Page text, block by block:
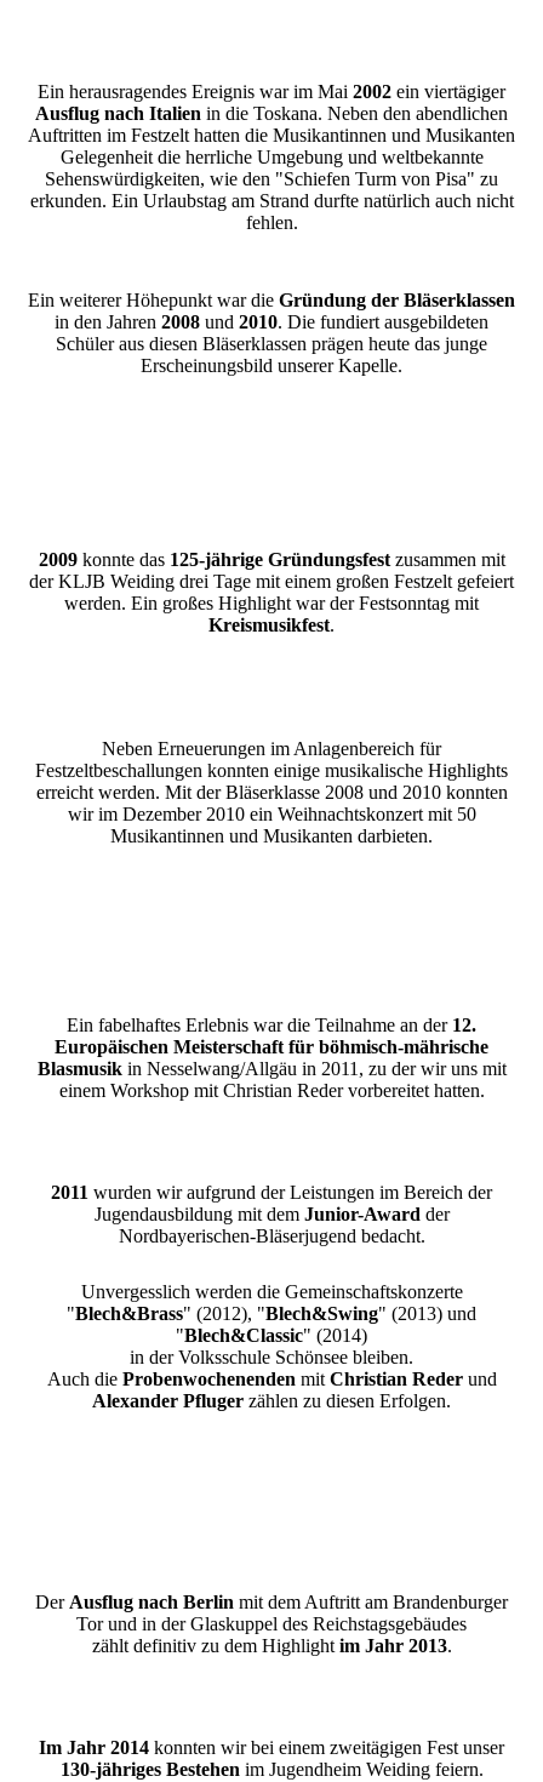
Ein herausragendes Ereignis war im Mai 2002 ein viertägiger
Ausflug nach Italien in die Toskana. Neben den abendlichen
Auftritten im Festzelt hatten die Musikantinnen und Musikanten
Gelegenheit die herrliche Umgebung und weltbekannte
Sehenswürdigkeiten, wie den "Schiefen Turm von Pisa" zu
erkunden. Ein Urlaubstag am Strand durfte natürlich auch nicht
fehlen.
Ein weiterer Höhepunkt war die Gründung der Bläserklassen
in den Jahren 2008 und 2010. Die fundiert ausgebildeten
Schüler aus diesen Bläserklassen prägen heute das junge
Erscheinungsbild unserer Kapelle.
2009konnte das 125-jährige Gründungsfestzusammen mit
der KLJB Weiding drei Tage mit einem großen Festzelt gefeiert
werden. Ein großes Highlight war der Festsonntag mit
Kreismusikfest.
Neben Erneuerungen im Anlagenbereich für
Festzeltbeschallungen konnten einige musikalische Highlights
erreicht werden. Mit der Bläserklasse 2008 und 2010 konnten
wir im Dezember 2010 ein Weihnachtskonzert mit 50
Musikantinnen und Musikanten darbieten.
Ein fabelhaftes Erlebnis war die Teilnahme an der 12.
Europäischen Meisterschaft für böhmisch-mährische
Blasmusikin Nesselwang/Allgäu in 2011, zu der wir uns mit
einem Workshop mit Christian Reder vorbereitet hatten.
2011 wurden wir aufgrund der Leistungen im Bereich der
Jugendausbildung mit dem Junior-Award der
Nordbayerischen-Bläserjugend bedacht.
Unvergesslich werden die Gemeinschaftskonzerte
"Blech&Brass" (2012), "Blech&Swing" (2013) und
"Blech&Classic" (2014)
in der Volksschule Schönsee bleiben.
Auch die Probenwochenenden mit Christian Rederund
Alexander Pfluger zählen zu diesen Erfolgen.
Der Ausflug nach Berlin mit dem Auftritt am Brandenburger
Tor und in der Glaskuppel des Reichstagsgebäudes
zählt definitiv zu dem Highlight im Jahr 2013.
Im Jahr 2014 konnten wir bei einem zweitägigen Fest unser
130-jähriges Bestehen im Jugendheim Weiding feiern.